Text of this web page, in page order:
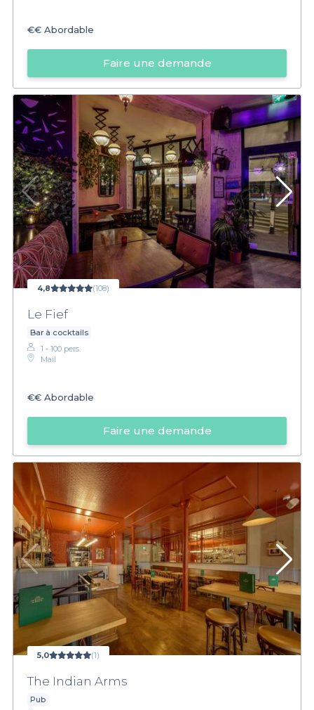
€€ Abordable
Faire une demande
4,8 (108)
Le Fief
Bar à cocktails
1 - 100 pers.
Mail
€€ Abordable
Faire une demande
5,0 (1)
The Indian Arms
Pub